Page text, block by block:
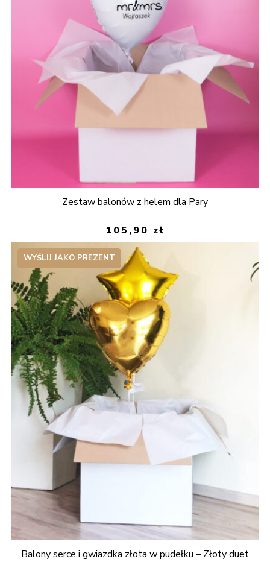
Zestaw balonów z helem dla Pary
105,90 zł
WYŚLIJ JAKO PREZENT
Balony serce i gwiazdka złota w pudełku – Złoty duet